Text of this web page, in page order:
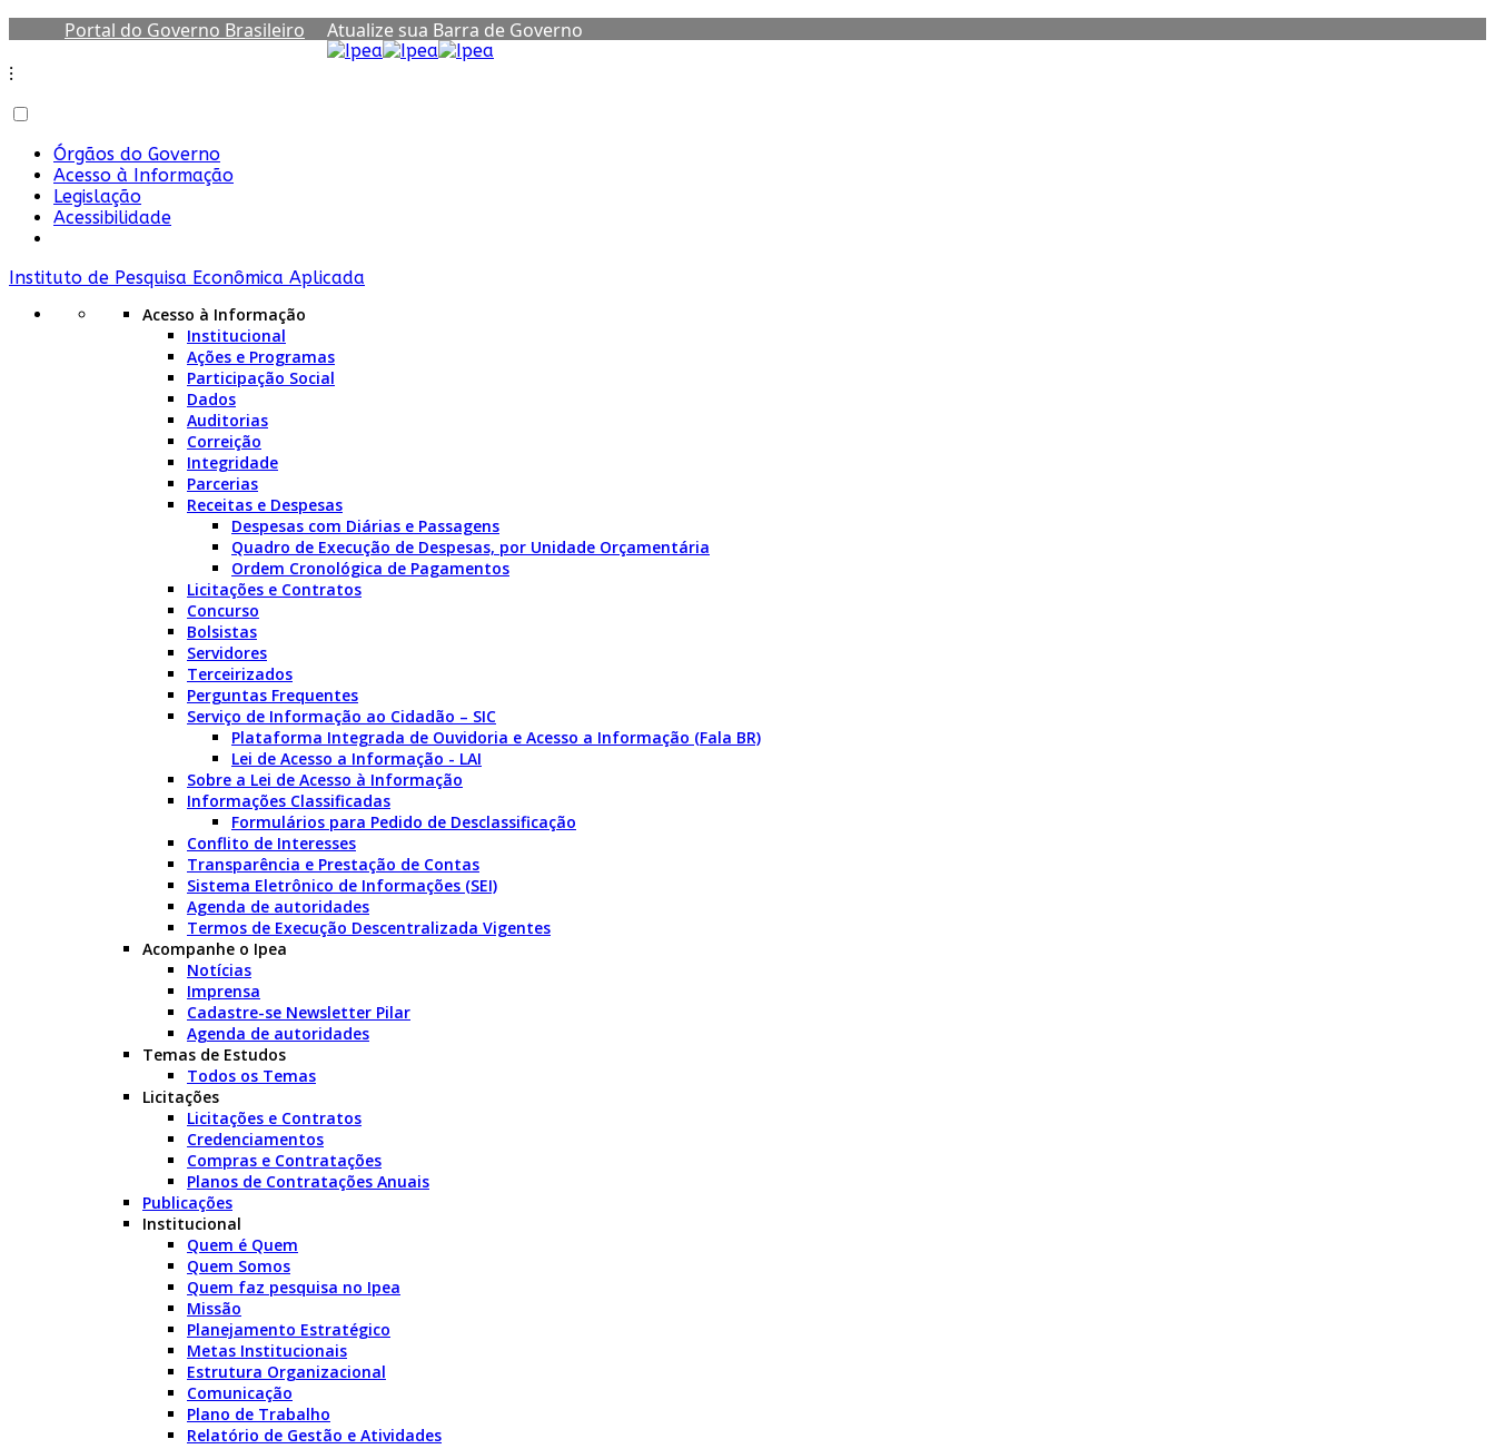
Portal do Governo Brasileiro Atualize sua Barra de Governo
⁝
Órgãos do Governo
Acesso à Informação
Legislação
Acessibilidade
Instituto de Pesquisa Econômica Aplicada
Acesso à Informação
Institucional
Ações e Programas
Participação Social
Dados
Auditorias
Correição
Integridade
Parcerias
Receitas e Despesas
Despesas com Diárias e Passagens
Quadro de Execução de Despesas, por Unidade Orçamentária
Ordem Cronológica de Pagamentos
Licitações e Contratos
Concurso
Bolsistas
Servidores
Terceirizados
Perguntas Frequentes
Serviço de Informação ao Cidadão – SIC
Plataforma Integrada de Ouvidoria e Acesso a Informação (Fala BR)
Lei de Acesso a Informação - LAI
Sobre a Lei de Acesso à Informação
Informações Classificadas
Formulários para Pedido de Desclassificação
Conflito de Interesses
Transparência e Prestação de Contas
Sistema Eletrônico de Informações (SEI)
Agenda de autoridades
Termos de Execução Descentralizada Vigentes
Acompanhe o Ipea
Notícias
Imprensa
Cadastre-se Newsletter Pilar
Agenda de autoridades
Temas de Estudos
Todos os Temas
Licitações
Licitações e Contratos
Credenciamentos
Compras e Contratações
Planos de Contratações Anuais
Publicações
Institucional
Quem é Quem
Quem Somos
Quem faz pesquisa no Ipea
Missão
Planejamento Estratégico
Metas Institucionais
Estrutura Organizacional
Comunicação
Plano de Trabalho
Relatório de Gestão e Atividades